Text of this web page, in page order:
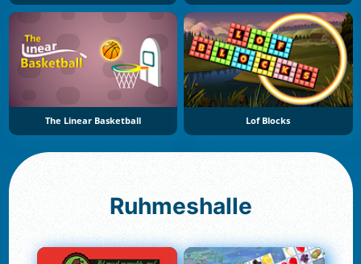
The Linear Basketball Lof Blocks
Ruhmeshalle